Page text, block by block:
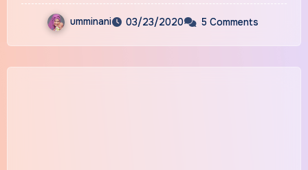
umminani 03/23/2020 5 Comments